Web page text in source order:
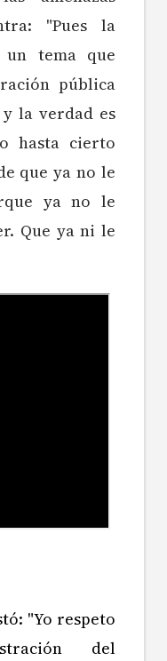
"Pues la
tema que
pública
la verdad es
hasta cierto
que ya no le
ya no le
Que ya ni le
"Yo respeto
del